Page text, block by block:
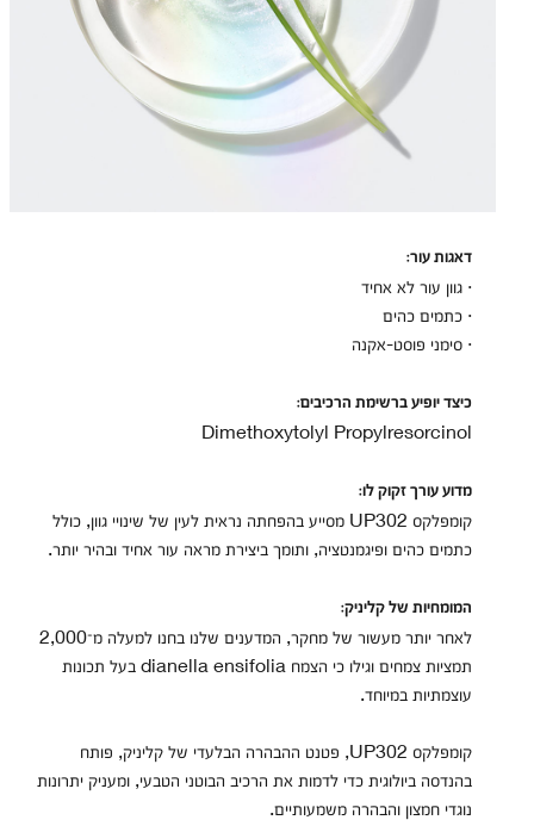
דאגות עור:
· גוון עור לא אחיד
· כתמים כהים
· סימני פוסט-אקנה
כיצד יופיע ברשימת הרכיבים:
Dimethoxytolyl Propylresorcinol
מדוע עורך זקוק לו:
קומפלקס UP302 מסייע בהפחתה נראית לעין של שינויי גוון, כולל
כתמים כהים ופיגמנטציה, ותומך ביצירת מראה עור אחיד ובהיר יותר.
המומחיות של קליניק:
לאחר יותר מעשור של מחקר, המדענים שלנו בחנו למעלה מ־2,000
תמציות צמחים וגילו כי הצמח dianella ensifolia בעל תכונות
עוצמתיות במיוחד.
קומפלקס UP302, פטנט ההבהרה הבלעדי של קליניק, פותח
בהנדסה ביולוגית כדי לדמות את הרכיב הבוטני הטבעי, ומעניק יתרונות
נוגדי חמצון והבהרה משמעותיים.